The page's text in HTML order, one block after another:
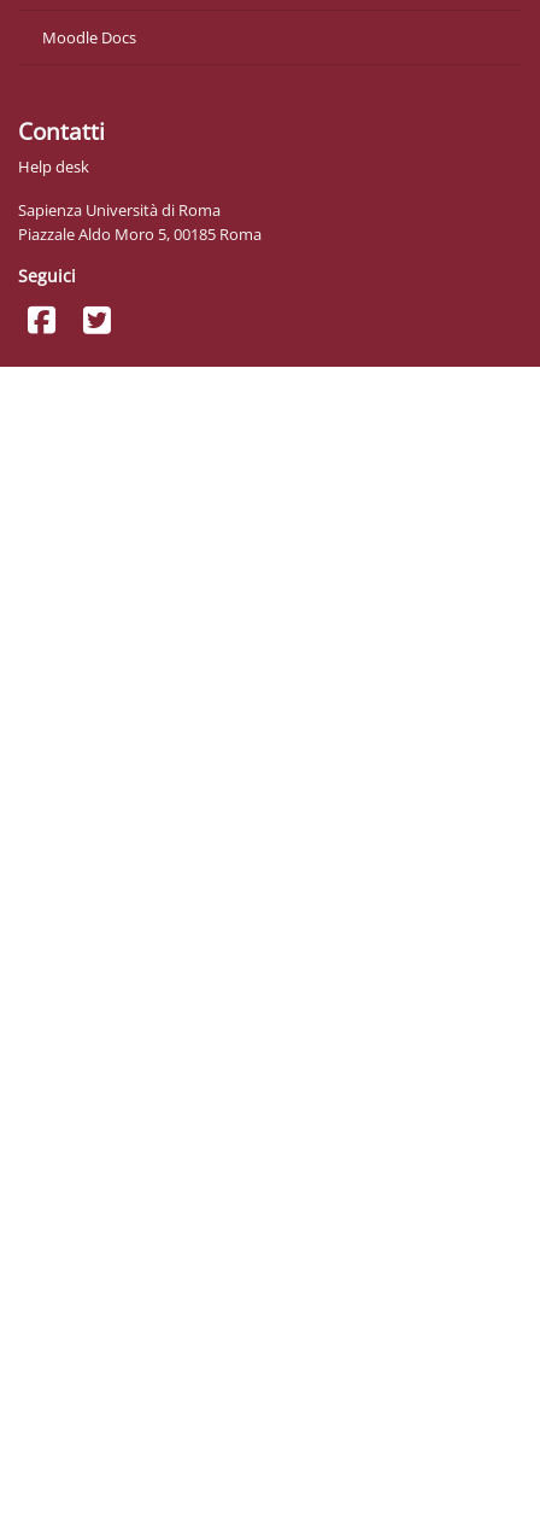
Moodle Docs
Contatti
Help desk
Sapienza Università di Roma
Piazzale Aldo Moro 5, 00185 Roma
Seguici